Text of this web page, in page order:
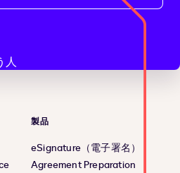
製品
eSignature（電子署名）
Agreement Preparation